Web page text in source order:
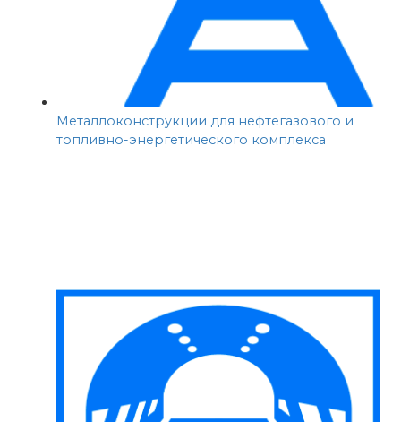
Металлоконструкции для нефтегазового и
топливно-энергетического комплекса